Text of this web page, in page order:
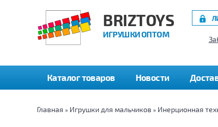
BRIZTOYS
ИГРУШКИ ОПТОМ
Каталог товаров Новости
Главная » Игрушки для мальчиков » Инерционная